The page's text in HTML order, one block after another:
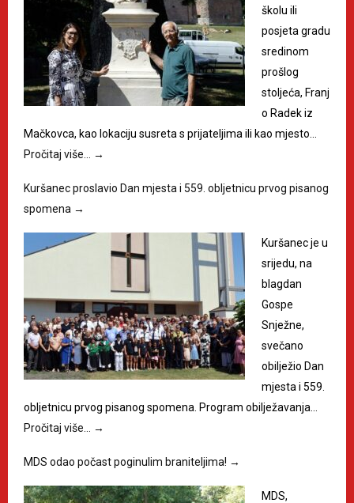
školu ili
posjeta gradu
sredinom
prošlog
stoljeća, Franj
o Radek iz
Mačkovca, kao lokaciju susreta s prijateljima ili kao mjesto…
Pročitaj više…
→
Kuršanec proslavio Dan mjesta i 559. obljetnicu prvog pisanog
spomena →
Kuršanec je u
srijedu, na
blagdan
Gospe
Snježne,
svečano
obilježio Dan
mjesta i 559.
obljetnicu prvog pisanog spomena. Program obilježavanja…
Pročitaj više…
→
MDS odao počast poginulim braniteljima! →
MDS,